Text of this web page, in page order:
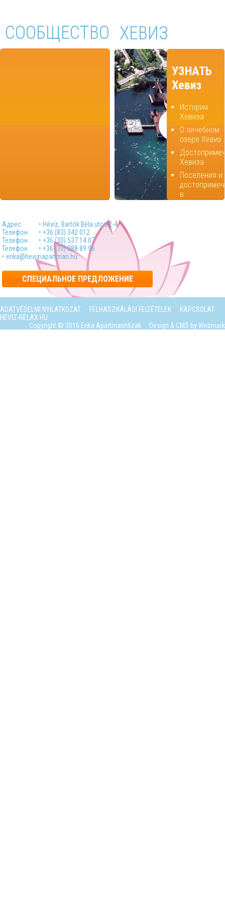
СООБЩЕСТВО ХЕВИЗ
УЗНАТЬ
Хевиз
История
Хевиза
О лечебном
озере Хевиз
Хевиза
Поселения и
в
Адрес
• Hévíz, Bartók Béla utca 2-4.
Телефон
• +36 (83) 342 012
Телефон
• +36 (30) 537 14 07
Телефон
• +36 (30) 288 89 96
• erika@heviziapartman.hu
СПЕЦИАЛЬНОЕ ПРЕДЛОЖЕНИЕ
ADATVÉDELMI NYILATKOZAT FELHASZNÁLÁSI FELTÉTELEK
KAPCSOLAT
HEVIZ-RELAX.HU
Copyright © 2016 Erika Apartmanhбzak
Design & CMS byWebmark